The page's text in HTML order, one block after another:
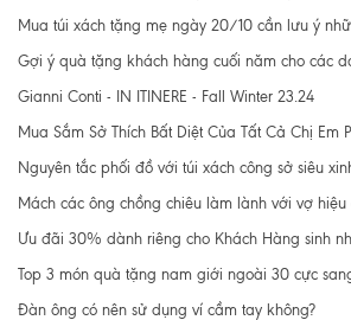
Mua túi xách tặng mẹ ngày 20/10 cần lưu ý
Gợi ý quà tặng khách hàng cuối năm cho các
Gianni Conti - IN ITINERE - Fall Winter 23.24
Mua Sắm Sở Thích Bất Diệt Của Tất Cả Chị Em
Nguyên tắc phối đồ với túi xách công sở siêu
Mách các ông chồng chiêu làm lành với vợ hiệu
Ưu đãi 30% dành riêng cho Khách Hàng sinh
Top 3 món quà tặng nam giới ngoài 30 cực
Đàn ông có nên sử dụng ví cầm tay không?